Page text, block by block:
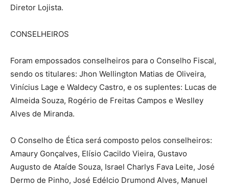
Diretor Lojista.
CONSELHEIROS
Foram empossados conselheiros para o Conselho Fiscal,
sendo os titulares: Jhon Wellington Matias de Oliveira,
Vinícius Lage e Waldecy Castro, e os suplentes: Lucas de
Almeida Souza, Rogério de Freitas Campos e Weslley
Alves de Miranda.
O Conselho de Ética será composto pelos conselheiros:
Amaury Gonçalves, Elísio Cacildo Vieira, Gustavo
Augusto de Ataíde Souza, Israel Charlys Fava Leite, José
Dermo de Pinho, José Edélcio Drumond Alves, Manuel